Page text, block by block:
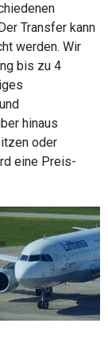
Transfer kann
werden. Wir
bis zu 4
hinaus
oder
eine Preis-